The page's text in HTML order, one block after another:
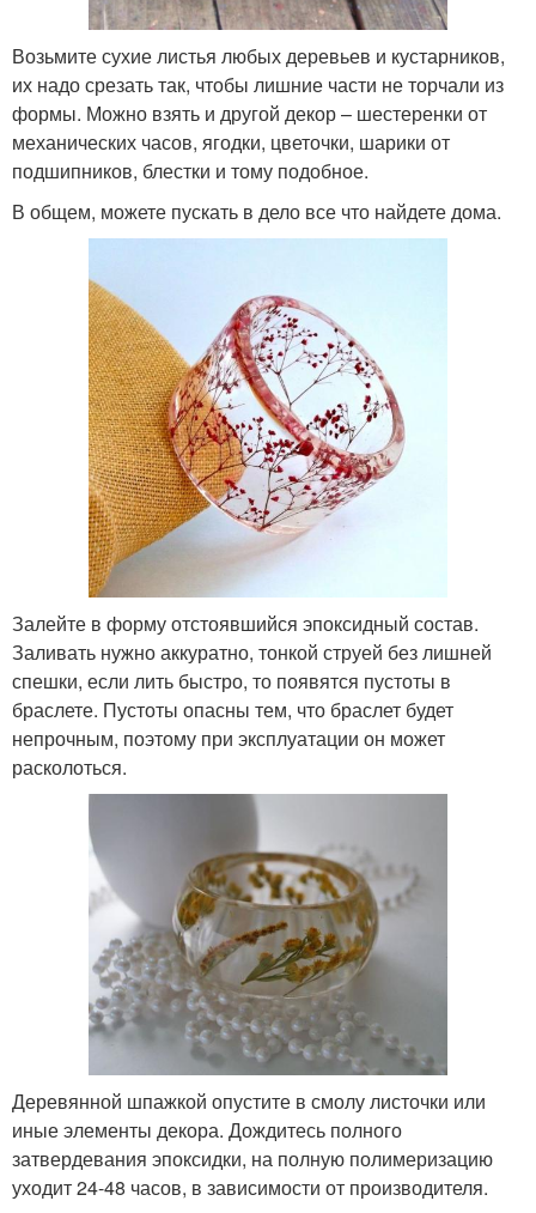
Возьмите сухие листья любых деревьев и кустарников,
их надо срезать так, чтобы лишние части не торчали из
формы. Можно взять и другой декор – шестеренки от
механических часов, ягодки, цветочки, шарики от
подшипников, блестки и тому подобное.
В общем, можете пускать в дело все что найдете дома.
Залейте в форму отстоявшийся эпоксидный состав.
Заливать нужно аккуратно, тонкой струей без лишней
спешки, если лить быстро, то появятся пустоты в
браслете. Пустоты опасны тем, что браслет будет
непрочным, поэтому при эксплуатации он может
расколоться.
Деревянной шпажкой опустите в смолу листочки или
иные элементы декора. Дождитесь полного
затвердевания эпоксидки, на полную полимеризацию
уходит 24-48 часов, в зависимости от производителя.